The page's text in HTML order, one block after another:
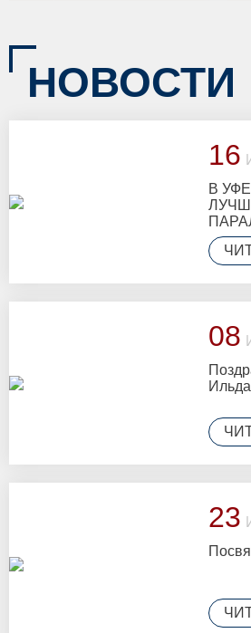
Геннадий Дементьев вошел в
НОВОСТИ
16
В
08
23